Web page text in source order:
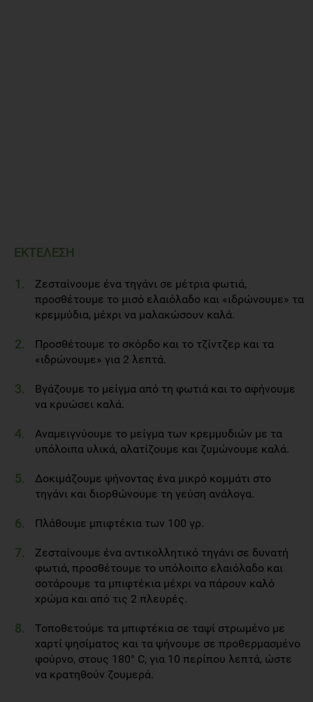
ΕΚΤΕΛΕΣΗ
Ζεσταίνουμε ένα τηγάνι σε μέτρια φωτιά,
προσθέτουμε το μισό ελαιόλαδο και «ιδρώνουμε» τα
κρεμμύδια, μέχρι να μαλακώσουν καλά.
Προσθέτουμε το σκόρδο και το τζίντζερ και τα
«ιδρώνουμε» για 2 λεπτά.
Βγάζουμε το μείγμα από τη φωτιά και το αφήνουμε
να κρυώσει καλά.
Αναμειγνύουμε το μείγμα των κρεμμυδιών με τα
υπόλοιπα υλικά, αλατίζουμε και ζυμώνουμε καλά.
Δοκιμάζουμε ψήνοντας ένα μικρό κομμάτι στο
τηγάνι και διορθώνουμε τη γεύση ανάλογα.
Πλάθουμε μπιφτέκια των 100 γρ.
Ζεσταίνουμε ένα αντικολλητικό τηγάνι σε δυνατή
φωτιά, προσθέτουμε το υπόλοιπο ελαιόλαδο και
σοτάρουμε τα μπιφτέκια μέχρι να πάρουν καλό
χρώμα και από τις 2 πλευρές.
Τοποθετούμε τα μπιφτέκια σε ταψί στρωμένο με
χαρτί ψησίματος και τα ψήνουμε σε προθερμασμένο
φούρνο, στους 180° C, για 10 περίπου λεπτά, ώστε
να κρατηθούν ζουμερά.